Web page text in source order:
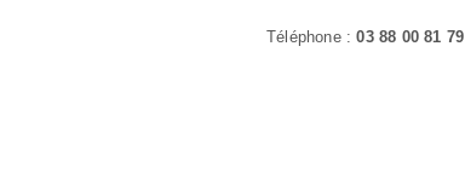
Téléphone :03 88 00 81 79